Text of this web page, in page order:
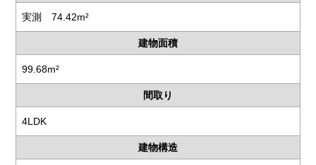
実測 74.42m²
建物面積
99.68m²
間取り
4LDK
建物構造